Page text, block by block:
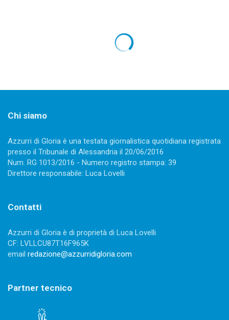
Chi siamo
Azzurri di Gloria è una testata giornalistica quotidiana registrata
presso il Tribunale di Alessandria il 20/06/2016
Num. RG 1013/2016 - Numero registro stampa: 39
Direttore responsabile: Luca Lovelli
Contatti
Azzurri di Gloria è di proprietà di Luca Lovelli
CF: LVLLCU87T16F965K
email redazione@azzurridigloria.com
Partner tecnico